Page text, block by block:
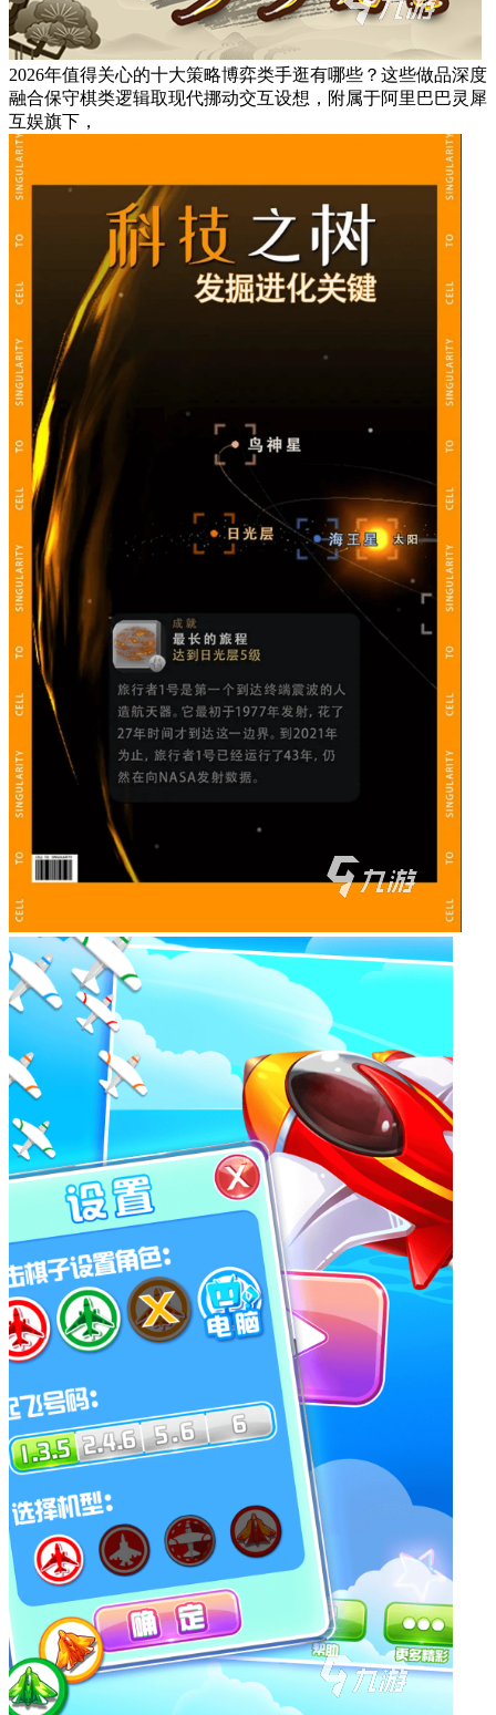
2026年值得关心的十大策略博弈类手逛有哪些？这些做品深度
融合保守棋类逻辑取现代挪动交互设想，附属于阿里巴巴灵犀
互娱旗下，